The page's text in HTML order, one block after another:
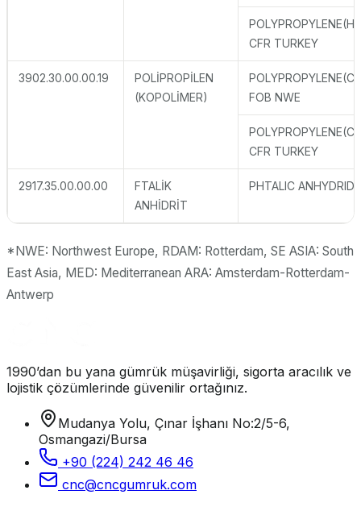
CFR TURKEY
3902.30.00.00.19
POLİPROPİLEN
(KOPOLİMER)
FOB NWE
CFR TURKEY
2917.35.00.00.00
FTALİK
ANHİDRİT
PHTALIC
*NWE: Northwest Europe, RDAM: Rotterdam, SE ASIA: South
East Asia, MED: Mediterranean ARA: Amsterdam-Rotterdam-
Antwerp
1990’dan bu yana gümrük müşavirliği, sigorta aracılık ve
lojistik çözümlerinde güvenilir ortağınız.
Mudanya Yolu, Çınar İşhanı No:2/5-6,
Osmangazi/Bursa
+90 (224) 242 46 46
cnc@cncgumruk.com